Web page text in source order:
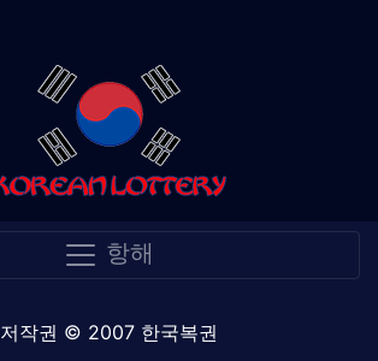
항해
저작권 © 2007 한국복권